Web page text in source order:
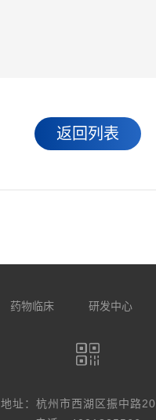
返回列表
药物临床 研发中心
地址：杭州市西湖区振中路